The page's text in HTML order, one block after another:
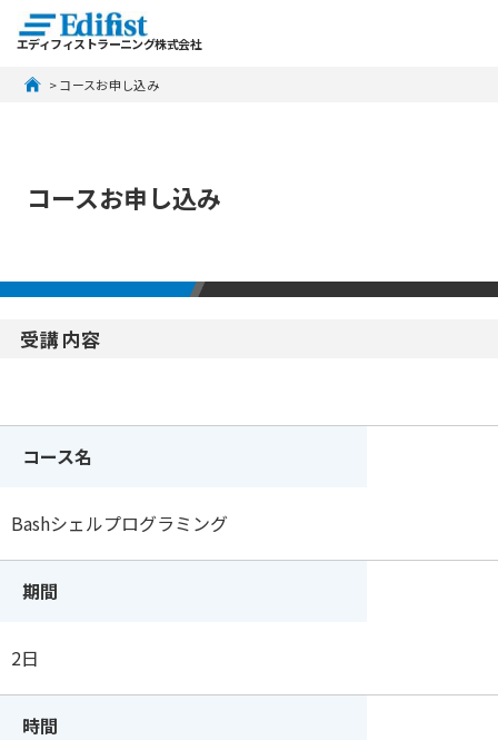
エディフィストラーニング株式会社
> コースお申し込み
コースお申し込み
受講内容
コース名
Bashシェルプログラミング
期間
2日
時間